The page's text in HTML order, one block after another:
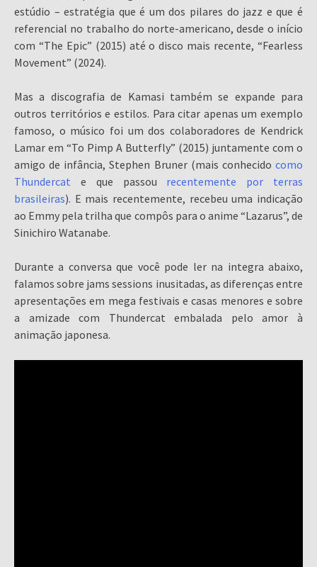
estúdio – estratégia que é um dos pilares do jazz e que é
referencial no trabalho do norte-americano, desde o início
com “The Epic” (2015) até o disco mais recente, “Fearless
Movement” (2024).
Mas a discografia de Kamasi também se expande para
outros territórios e estilos. Para citar apenas um exemplo
famoso, o músico foi um dos colaboradores de Kendrick
Lamar em “To Pimp A Butterfly” (2015) juntamente com o
amigo de infância, Stephen Bruner (mais conhecido como
Thundercat e que passou recentemente por terras
brasileiras). E mais recentemente, recebeu uma indicação
ao Emmy pela trilha que compôs para o anime “Lazarus”, de
Sinichiro Watanabe.
Durante a conversa que você pode ler na integra abaixo,
falamos sobre jams sessions inusitadas, as diferenças entre
apresentações em mega festivais e casas menores e sobre
a amizade com Thundercat embalada pelo amor à
animação japonesa.